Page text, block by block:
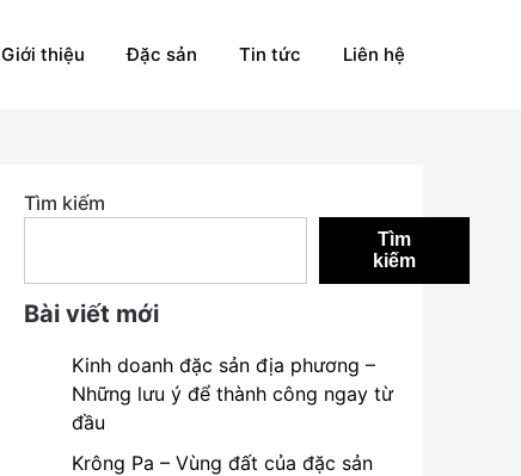
Giới thiệu Đặc sản Tin tức Liên hệ
Tìm kiếm
Tìm
kiếm
Bài viết mới
Kinh doanh đặc sản địa phương –
Những lưu ý để thành công ngay từ
đầu
Krông Pa – Vùng đất của đặc sản